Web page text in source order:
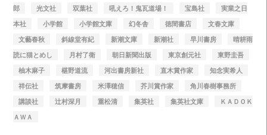
郎
光文社 双葉社 吼えろ！鬼瓦道場！ 宝島社
実業之日
本社
小学館 小学館文庫 幻冬舎 徳間書店
文春文庫
文藝春秋
斜線堂有紀 新潮文庫 新潮社 早川書房
晴耕雨
読に猫とめし
月村了衛 朝日新聞出版 東京創元社
東野圭吾
柚木麻子
椹野道流 河出書房新社 直木賞作家
知念実希人
祥伝社
筑摩書房 米澤穂信 芥川賞作家
角川春樹事務所
講談社
辻村深月 重松清 集英社 集英社文庫
ＫＡＤＯＫ
ＡＷＡ